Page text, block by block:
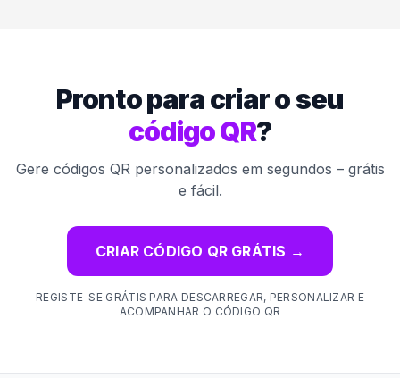
Pronto para criar o seu
código QR?
Gere códigos QR personalizados em segundos – grátis
e fácil.
CRIAR CÓDIGO QR GRÁTIS →
REGISTE-SE GRÁTIS PARA DESCARREGAR, PERSONALIZAR E
ACOMPANHAR O CÓDIGO QR